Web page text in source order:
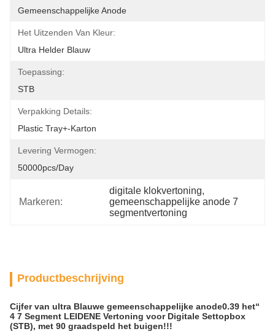
Gemeenschappelijke Anode
Het Uitzenden Van Kleur:
Ultra Helder Blauw
Toepassing:
STB
Verpakking Details:
Plastic Tray+-Karton
Levering Vermogen:
50000pcs/day
Markeren:
digitale klokvertoning,
gemeenschappelijke anode 7
segmentvertoning
Productbeschrijving
Cijfer van ultra Blauwe gemeenschappelijke anode0.39 het“
4 7 Segment LEIDENE Vertoning voor Digitale Settopbox
(STB), met 90 graadspeld het buigen!!!